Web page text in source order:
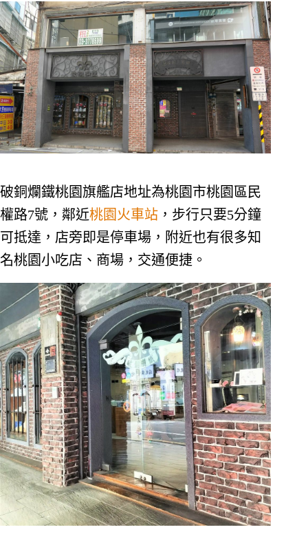
破銅爛鐵桃園旗艦店地址為桃園市桃園區民
權路7號 ，鄰近桃園火車站 ，步行只要5分鐘
可抵達，店旁即是停車場，附近也有很多知
名桃園小吃店、商場，交通便捷。